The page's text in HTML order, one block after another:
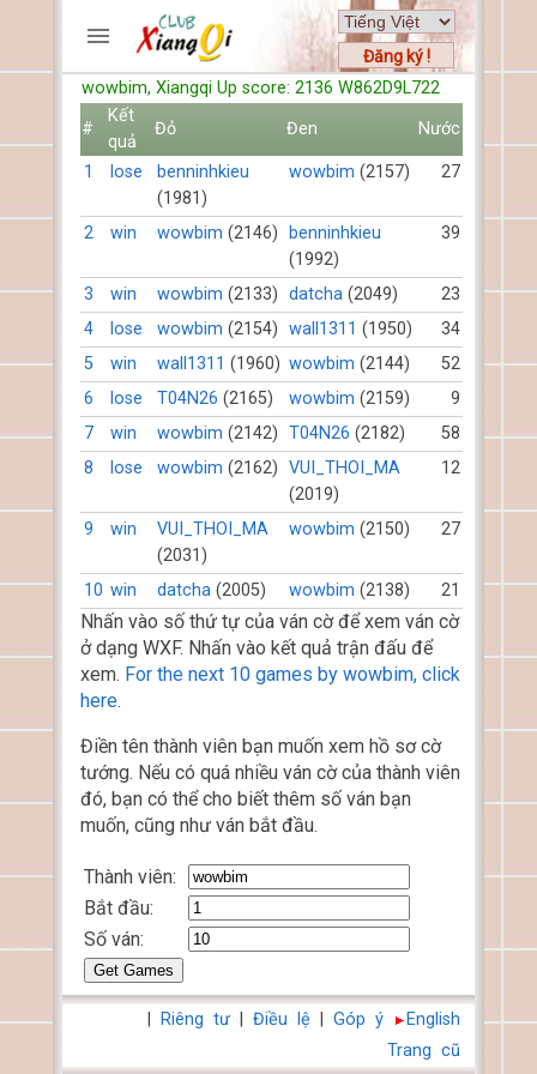
Đăng ký !
TRƯƠNG MỤC
Trang chủ
Đăng ký
Thành viên mới
Cách chơi
Luật cờ tướng
Luật cờ úp
HỒ SƠ
FORUMS
wowbim, Xiangqi Up score: 2136 W862D9L722
#
Kết
quả
Đỏ Đen Nước
1 lose
benninhkieu
(1981)
wowbim (2157) 27
2 win wowbim (2146)
benninhkieu
(1992)
39
3 win wowbim (2133) datcha (2049)
23
4
lose wowbim (2154) wall1311 (1950)
34
5
win wall1311 (1960) wowbim (2144)
52
6
lose T04N26 (2165) wowbim (2159)
9
7
win wowbim (2142) T04N26 (2182)
58
8
lose wowbim (2162) VUI_THOI_MA
(2019)
12
9 win
VUI_THOI_MA
(2031)
wowbim (2150) 27
10 win datcha (2005) wowbim (2138) 21
Nhấn vào số thứ tự của ván cờ để xem ván cờ
ở dạng WXF. Nhấn vào kết quả trận đấu để
xem. For the next 10 games by wowbim, click
here.
Điền tên thành viên bạn muốn xem hồ sơ cờ
tướng. Nếu có quá nhiều ván cờ của thành viên
đó, bạn có thể cho biết thêm số ván bạn
muốn, cũng như ván bắt đầu.
Thành viên:
Bắt đầu:
Số ván:
English
Góp ý
Điều lệ
Riêng tư
Trang cũ